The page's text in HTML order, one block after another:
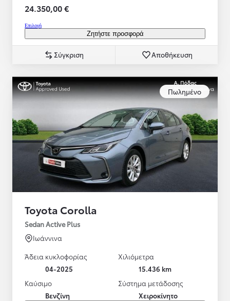
24.350,00 €
Επιλογή
Ζητήστε προσφορά
Σύγκριση Αποθήκευση
Πωλημένο
Toyota Corolla
Sedan Active Plus
Ιωάννινα
Άδεια κυκλοφορίας
04-2025
Χιλιόμετρα
15.436 km
Καύσιμο
Βενζίνη
Σύστημα μετάδοσης
Χειροκίνητο